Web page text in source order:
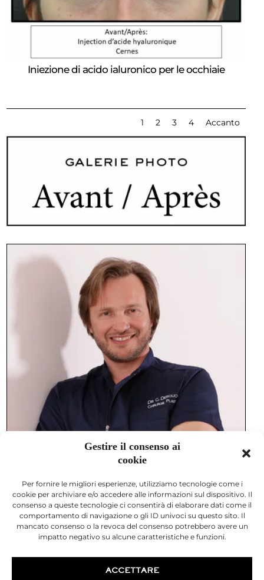
Gestire il consenso ai
cookie
Per fornire le migliori esperienze, utilizziamo tecnologie come i
cookie per archiviare e/o accedere alle informazioni sul dispositivo. Il
consenso a queste tecnologie ci consentirà di elaborare dati come il
comportamento di navigazione o gli ID univoci su questo sito. Il
mancato consenso o la revoca del consenso potrebbero avere un
impatto negativo su alcune caratteristiche e funzioni.
ACCETTARE
Scegliendo di affidare il tuo volto al Dr.
Iniezione di acido ialuronico per le occhiaie
1 2 3 4 Accanto